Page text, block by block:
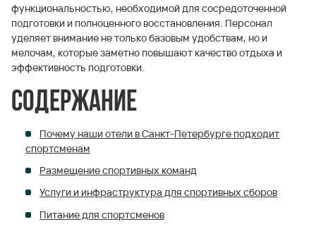
функциональностью, необходимой для сосредоточенной
подготовки и полноценного восстановления. Персонал
уделяет внимание не только базовым удобствам, но и
мелочам, которые заметно повышают качество отдыха и
эффективность подготовки.
Содержание
Почему наши отели в Санкт-Петербурге подходит
спортсменам
Размещение спортивных команд
Услуги и инфраструктура для спортивных сборов
Питание для спортсменов